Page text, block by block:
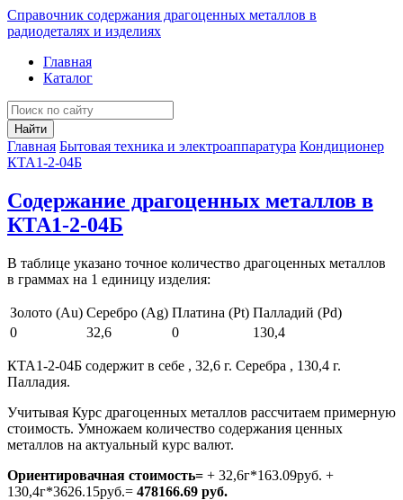
Справочник содержания драгоценных металлов в
радиодеталях и изделиях
Главная
Каталог
Найти
Главная Бытовая техника и электроаппаратура Кондиционер
КТА1-2-04Б
Содержание драгоценных металлов в
КТА1-2-04Б
В таблице указано точное количество драгоценных металлов
в граммах на 1 единицу изделия:
Золото (Au) Серебро (Ag) Платина (Pt) Палладий (Pd)
0
32,6 0 130,4
КТА1-2-04Б содержит в себе , 32,6 г. Серебра , 130,4 г.
Палладия.
Учитывая Курс драгоценных металлов рассчитаем примерную
стоимость. Умножаем количество содержания ценных
металлов на актуальный курс валют.
Ориентировачная стоимость= + 32,6г*163.09руб. +
130,4г*3626.15руб.= 478166.69 руб.